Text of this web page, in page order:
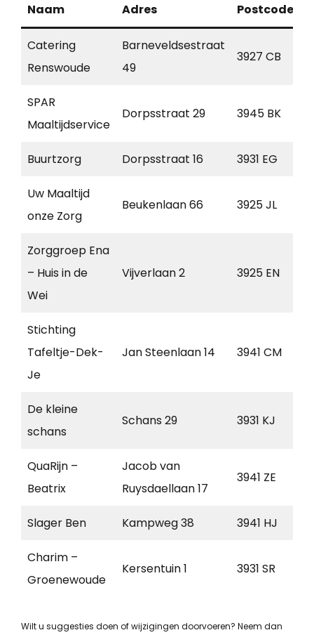
Naam Adres Postcode
Catering
Renswoude
Barneveldsestraat
49
3927 CB
SPAR
Maaltijdservice
Dorpsstraat 29 3945 BK
Buurtzorg Dorpsstraat 16 3931 EG
Uw Maaltijd
onze Zorg
Beukenlaan 66 3925 JL
Zorggroep Ena
– Huis in de
Wei
Vijverlaan 2 3925 EN
Stichting
Tafeltje-Dek-
Je
Jan Steenlaan 14 3941 CM
De kleine
schans
Schans 29 3931 KJ
QuaRijn –
Beatrix
Jacob van
Ruysdaellaan 17
3941 ZE
Slager Ben Kampweg 38 3941 HJ
Charim –
Groenewoude
Kersentuin 1 3931 SR
Wilt u suggesties doen of wijzigingen doorvoeren? Neem dan